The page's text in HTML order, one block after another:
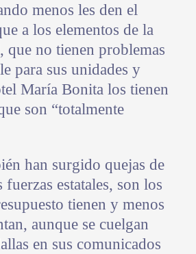
menos les den el
a los elementos de la
que no tienen problemas
para sus unidades y
María Bonita los tienen
son “totalmente
han surgido quejas de
fuerzas estatales, son los
tienen y menos
aunque se cuelgan
en sus comunicados